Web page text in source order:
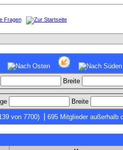
Breite
Breite
von 7700) 695 Mitglieder außerhalb